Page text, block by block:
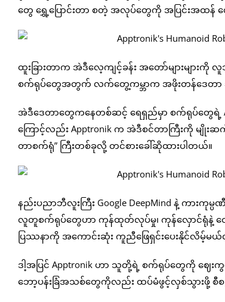
တွေ ရွှေ့ပြောင်းတာ စတဲ့ အလုပ်တွေကို အပြင်းအထန်
ထူးခြားတာက အဲဒီလေ့ကျင့်ခန်း အတော်များများ
စက်ရုပ်တွေအတွက် လက်တွေ့ကမ္ဘာက အဖိုးတန်ဒေတာ အ
အဲဒီဒေတာတွေကနေတစ်ဆင့် ရေရှည်မှာ စက်ရုပ်တွေရဲ့
ကြောင့်လည်း Apptronik က အဲဒီစင်တာကြီးကို မျို
တာစက်ရုံ” ကြီးတစ်ခုလို့ တင်စားခေါ်ဆိုထားပါတယ်။
နည်းပညာဘီလူးကြီး Google DeepMind နဲ့ ကား
လူတူစက်ရုပ်တွေဟာ ကုန်ထုတ်လုပ်မှု၊ ကုန်လှောင်ရုံနဲ့ ထော
ပြဿနာကို အကောင်းဆုံး ကူညီဖြေရှင်းပေးနိုင်လိမ့်
ဒါ့အပြင် Apptronik ဟာ သူတို့ရဲ့ စက်ရုပ်တွေကို ဈေး
ဘော့ပန်းခြံအသစ်တွေကိုလည်း ထပ်မံဖွင့်လှစ်သွားဖို့ စီစ